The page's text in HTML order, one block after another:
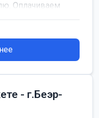
Оплачиваем
- г.Беэр-